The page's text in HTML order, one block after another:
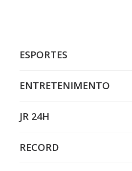
ESPORTES
ENTRETENIMENTO
JR 24H
RECORD